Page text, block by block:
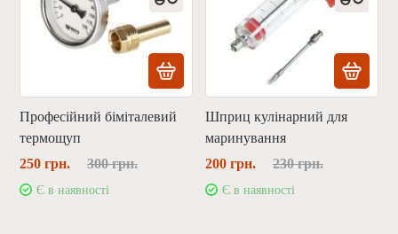
Професійний біміталевий
термощуп
250 грн.
300 грн.
Є в наявності
Шприц кулінарний для
маринування
200 грн.
230 грн.
Є в наявності